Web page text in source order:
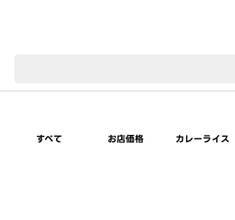
すべて お店価格 カレーライス